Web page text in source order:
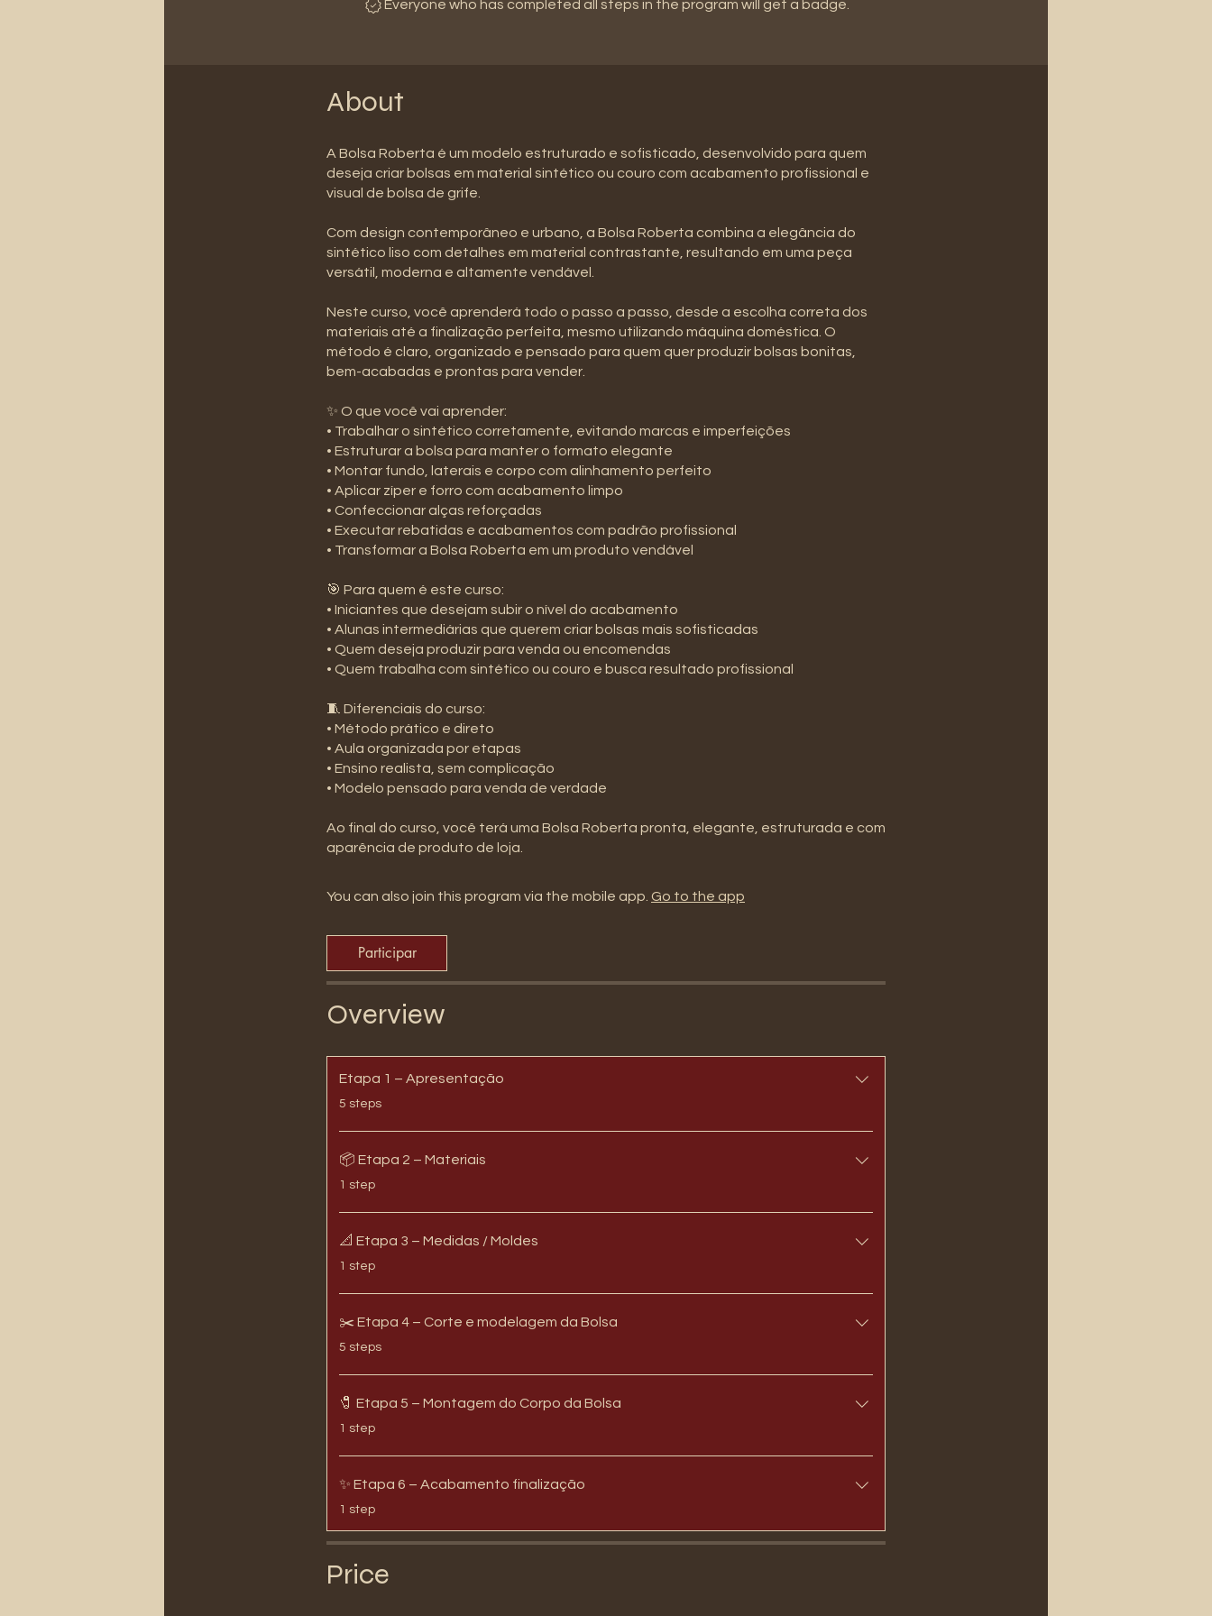
Everyone who has completed all steps in the program will get a badge.
About
A Bolsa Roberta é um modelo estruturado e sofisticado, desenvolvido para quem
deseja criar bolsas em material sintético ou couro com acabamento profissional e
visual de bolsa de grife.
Com design contemporâneo e urbano, a Bolsa Roberta combina a elegância do
sintético liso com detalhes em material contrastante, resultando em uma peça
versátil, moderna e altamente vendável.
Neste curso, você aprenderá todo o passo a passo, desde a escolha correta dos
materiais até a finalização perfeita, mesmo utilizando máquina doméstica. O
método é claro, organizado e pensado para quem quer produzir bolsas bonitas,
bem-acabadas e prontas para vender.
✨ O que você vai aprender:
• Trabalhar o sintético corretamente, evitando marcas e imperfeições
• Estruturar a bolsa para manter o formato elegante
• Montar fundo, laterais e corpo com alinhamento perfeito
• Aplicar zíper e forro com acabamento limpo
• Confeccionar alças reforçadas
• Executar rebatidas e acabamentos com padrão profissional
• Transformar a Bolsa Roberta em um produto vendável
🎯 Para quem é este curso:
• Iniciantes que desejam subir o nível do acabamento
• Alunas intermediárias que querem criar bolsas mais sofisticadas
• Quem deseja produzir para venda ou encomendas
• Quem trabalha com sintético ou couro e busca resultado profissional
🧵 Diferenciais do curso:
• Método prático e direto
• Aula organizada por etapas
• Ensino realista, sem complicação
• Modelo pensado para venda de verdade
Ao final do curso, você terá uma Bolsa Roberta pronta, elegante, estruturada e com
aparência de produto de loja.
You can also join this program via the mobile app. Go to the app
Participar
Overview
Etapa 1 – Apresentação
.5 steps
📦 Etapa 2 – Materiais
.1 step
📐 Etapa 3 – Medidas / Moldes
.1 step
✂️ Etapa 4 – Corte e modelagem da Bolsa
.5 steps
🧷 Etapa 5 – Montagem do Corpo da Bolsa
.1 step
✨ Etapa 6 – Acabamento finalização
.1 step
Price